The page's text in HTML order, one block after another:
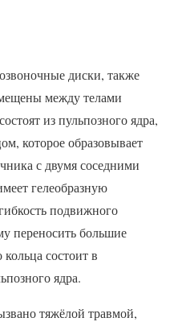
диски, также
между телами
из пульпозного ядра,
которое образовывает
с двумя соседними
гелеобразную
подвижного
переносить большие
состоит в
ядра.
тяжёлой травмой,